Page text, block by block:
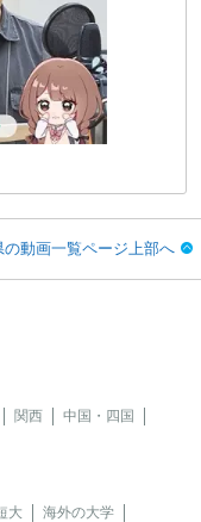
動画一覧ページ上部へ
関西
中国・四国
大
海外の大学